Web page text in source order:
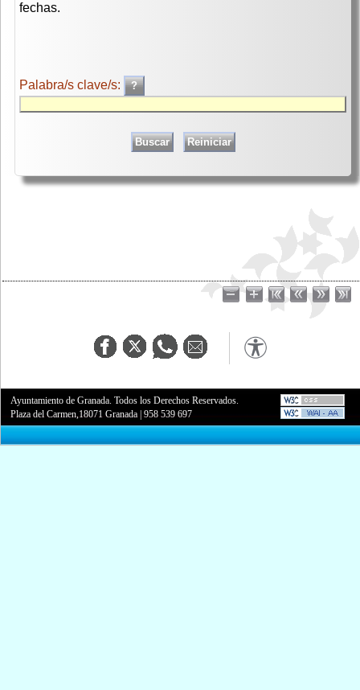
fechas.
Palabra/s clave/s:
Ayuntamiento de Granada. Todos los Derechos Reservados.
Plaza del Carmen,18071 Granada |958 539 697